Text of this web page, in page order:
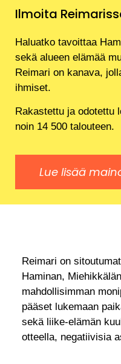
Ilmoita
Haluatko tavoittaa
sekä alueen elämää
Reimari on kanava,
ihmiset.
Rakastettu ja odotettu
noin 14 500 talouteen.
Lue lisää
Reimari on
Haminan,
mahdollisimman
pääset lukemaan
sekä liike-elämän
otteella, negatiivisia